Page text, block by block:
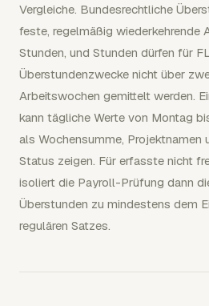
Vergleiche. Bundesrechtliche
feste, regelmäßig wiederkehrende
Stunden, und Stunden dürfen für
Überstundenzwecke nicht über
Arbeitswochen gemittelt werden.
kann tägliche Werte von Montag
als Wochensumme, Projektnamen
Status zeigen. Für erfasste nicht
isoliert die Payroll-Prüfung dann
Überstunden zu mindestens dem
regulären Satzes.